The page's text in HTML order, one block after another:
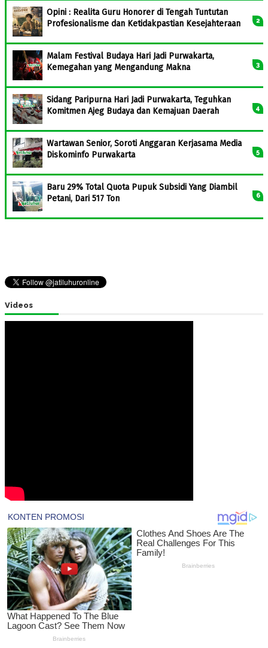
Opini : Realita Guru Honorer di Tengah Tuntutan
Profesionalisme dan Ketidakpastian Kesejahteraan
Malam Festival Budaya Hari Jadi Purwakarta,
Kemegahan yang Mengandung Makna
Sidang Paripurna Hari Jadi Purwakarta, Teguhkan
Komitmen Ajeg Budaya dan Kemajuan Daerah
Wartawan Senior, Soroti Anggaran Kerjasama Media
Diskominfo Purwakarta
Baru 29% Total Quota Pupuk Subsidi Yang Diambil
Petani, Dari 517 Ton
Videos